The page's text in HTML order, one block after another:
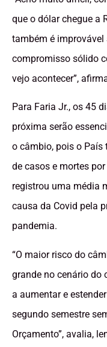
que o dólar chegue a
também é improvável
compromisso sólido
vejo acontecer”,
Para Faria Jr., os 45
próxima serão
o câmbio, pois o País
de casos e mortes
registrou uma média
causa da Covid pela
pandemia.
“O maior risco do
grande no cenário do
a aumentar e
segundo semestre
Orçamento”, avalia,